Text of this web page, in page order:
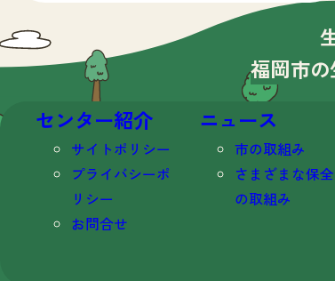
福岡市
センター紹介
サイトポリシー
プライバシーポ
リシー
お問合せ
ニュース
市の取組み
さまざまな保全
の取組み